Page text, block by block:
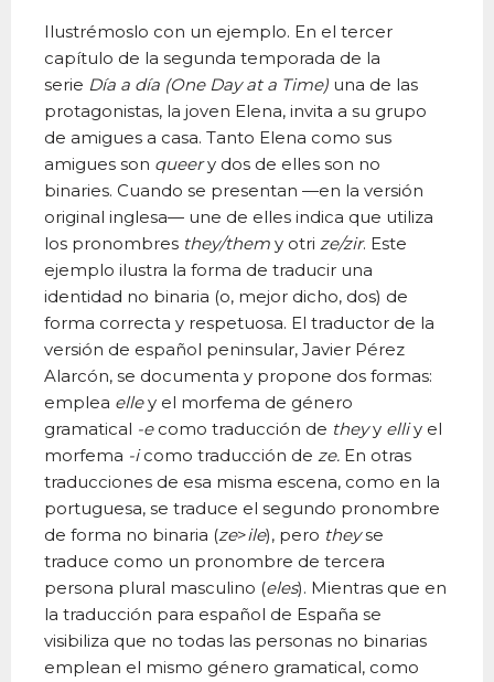
Ilustrémoslo con un ejemplo. En el tercer
capítulo de la segunda temporada de la
serie Día a día (One Day at a Time) una de las
protagonistas, la joven Elena, invita a su grupo
de amigues a casa. Tanto Elena como sus
amigues son queery dos de elles son no
binaries. Cuando se presentan —en la versión
original inglesa— une de elles indica que utiliza
los pronombres they/them y otri ze/zir. Este
ejemplo ilustra la forma de traducir una
identidad no binaria (o, mejor dicho, dos) de
forma correcta y respetuosa. El traductor de la
versión de español peninsular, Javier Pérez
Alarcón, se documenta y propone dos formas:
emplea elley el morfema de género
gramatical -ecomo traducción de theyy elliy el
morfema -icomo traducción de ze. En otras
traducciones de esa misma escena, como en la
portuguesa, se traduce el segundo pronombre
de forma no binaria (ze>ile), pero theyse
traduce como un pronombre de tercera
persona plural masculino (eles). Mientras que en
la traducción para español de España se
visibiliza que no todas las personas no binarias
emplean el mismo género gramatical, como